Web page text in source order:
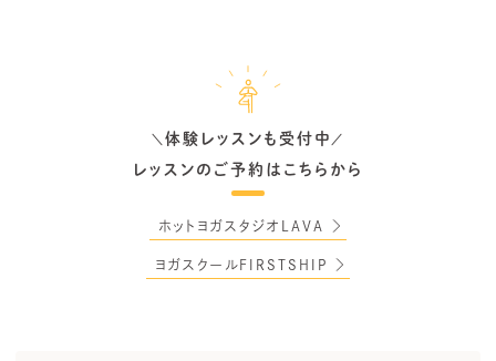
＼ 体験レッスンも受付中 ／
レッスンのご予約はこちらから
ホットヨガスタジオLAVA
ヨガスクールFIRSTSHIP